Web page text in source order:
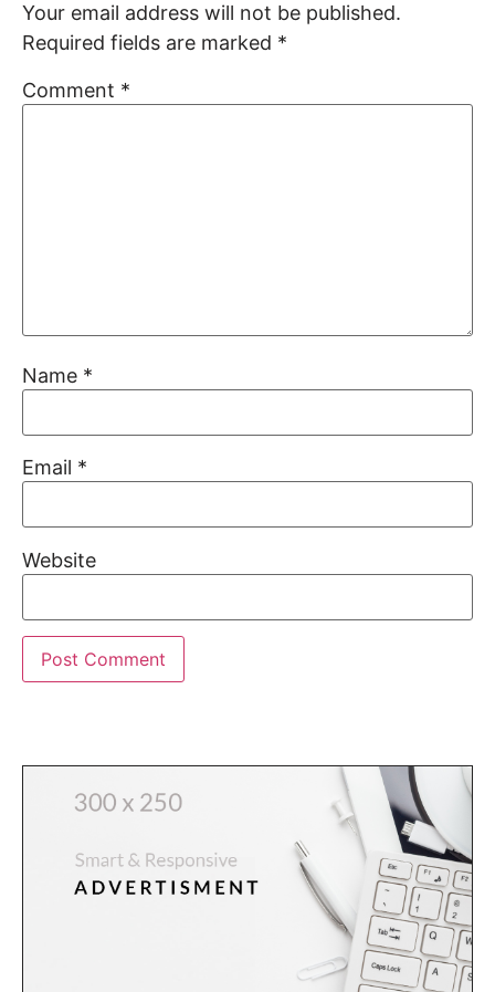
Your email address will not be published.
Required fields are marked *
Comment *
Name *
Email *
Website